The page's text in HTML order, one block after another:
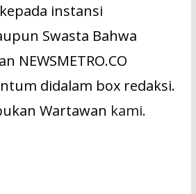
instansi
Swasta Bahwa
NEWSMETRO.CO
didalam box redaksi.
Wartawan kami.